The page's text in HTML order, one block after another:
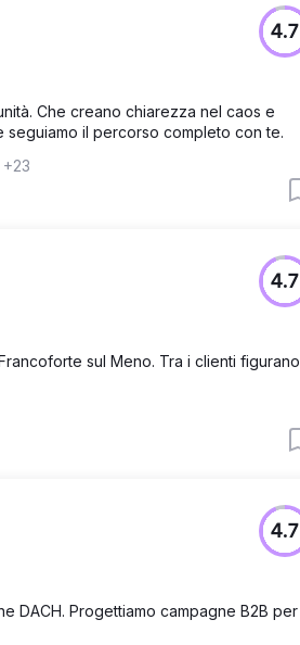
4.7
Che creano chiarezza nel caos e
il percorso completo con te.
+23
4.7
sul Meno. Tra i clienti figurano
4.7
DACH. Progettiamo campagne B2B per